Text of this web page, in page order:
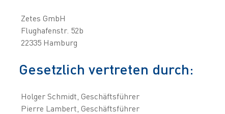
Zetes GmbH
Flughafenstr. 52b
22335 Hamburg
Gesetzlich vertreten durch:
Holger Schmidt, Geschäftsführer
Pierre Lambert, Geschäftsführer